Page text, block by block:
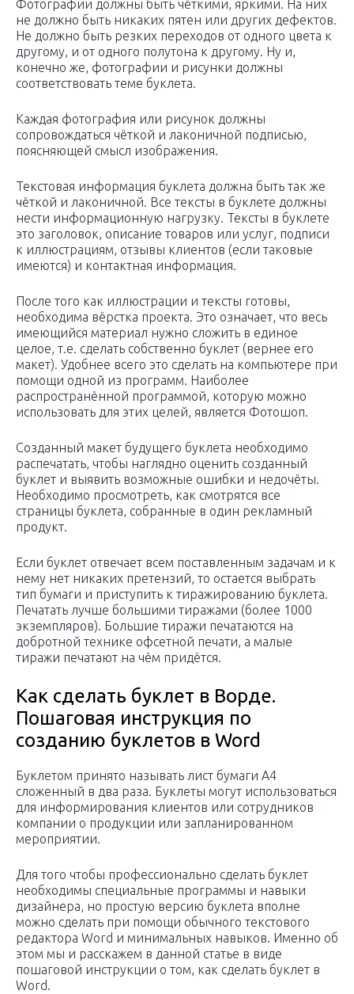
Фотографии должны быть чёткими, яркими. На них
не должно быть никаких пятен или других дефектов.
Не должно быть резких переходов от одного цвета к
другому, и от одного полутона к другому. Ну и,
конечно же, фотографии и рисунки должны
соответствовать теме буклета.
Каждая фотография или рисунок должны
сопровождаться чёткой и лаконичной подписью,
поясняющей смысл изображения.
Текстовая информация буклета должна быть так же
чёткой и лаконичной. Все тексты в буклете должны
нести информационную нагрузку. Тексты в буклете
это заголовок, описание товаров или услуг, подписи
к иллюстрациям, отзывы клиентов (если таковые
имеются) и контактная информация.
После того как иллюстрации и тексты готовы,
необходима вёрстка проекта. Это означает, что весь
имеющийся материал нужно сложить в единое
целое, т.е. сделать собственно буклет (вернее его
макет). Удобнее всего это сделать на компьютере при
помощи одной из программ. Наиболее
распространённой программой, которую можно
использовать для этих целей, является Фотошоп.
Созданный макет будущего буклета необходимо
распечатать, чтобы наглядно оценить созданный
буклет и выявить возможные ошибки и недочёты.
Необходимо просмотреть, как смотрятся все
страницы буклета, собранные в один рекламный
продукт.
Если буклет отвечает всем поставленным задачам и к
нему нет никаких претензий, то остается выбрать
тип бумаги и приступить к тиражированию буклета.
Печатать лучше большими тиражами (более 1000
экземпляров). Большие тиражи печатаются на
добротной технике офсетной печати, а малые
тиражи печатают на чём придётся.
Как сделать буклет в Ворде.
Пошаговая инструкция по
созданию буклетов в Word
Буклетом принято называть лист бумаги A4
сложенный в два раза. Буклеты могут использоваться
для информирования клиентов или сотрудников
компании о продукции или запланированном
мероприятии.
Для того чтобы профессионально сделать буклет
необходимы специальные программы и навыки
дизайнера, но простую версию буклета вполне
можно сделать при помощи обычного текстового
редактора Word и минимальных навыков. Именно об
этом мы и расскажем в данной статье в виде
пошаговой инструкции о том, как сделать буклет в
Word.